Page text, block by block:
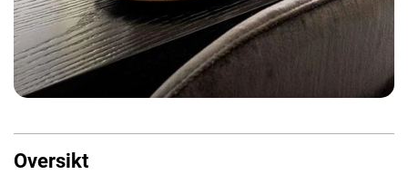
Oversikt